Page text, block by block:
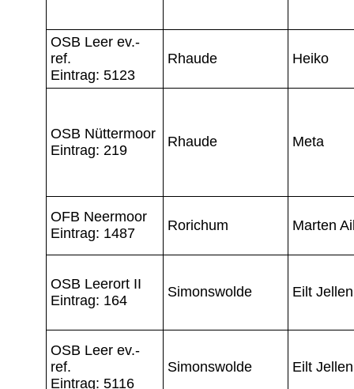
OSB Leer ev.-
ref.
Eintrag: 5123
Rhaude Heiko
OSB Nüttermoor
Eintrag: 219
Rhaude Meta
OFB Neermoor
Eintrag: 1487
Rorichum Marten
OSB Leerort II
Eintrag: 164
Simonswolde Eilt Jellen
OSB Leer ev.-
ref.
Eintrag: 5116
Simonswolde Eilt Jellen